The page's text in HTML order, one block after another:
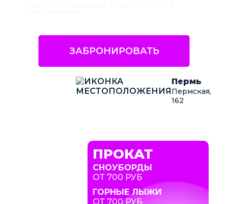
ЗАБРОНИРОВАТЬ
Пермь
Пермская,
162
ПРОКАТ
СНОУБОРДЫ
ОТ 700 РУБ
ГОРНЫЕ ЛЫЖИ
ОТ 700 РУБ